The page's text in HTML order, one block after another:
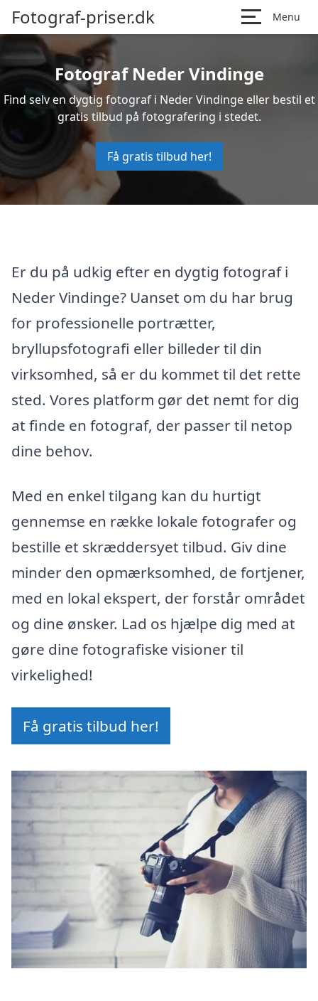
Fotograf-priser.dk Menu
Fotograf Neder Vindinge
Find selv en dygtig fotograf i Neder Vindinge eller bestil et
gratis tilbud på fotografering i stedet.
Få gratis tilbud her!
Er du på udkig efter en dygtig fotograf i
Neder Vindinge? Uanset om du har brug
for professionelle portrætter,
bryllupsfotografi eller billeder til din
virksomhed, så er du kommet til det rette
sted. Vores platform gør det nemt for dig
at finde en fotograf, der passer til netop
dine behov.
Med en enkel tilgang kan du hurtigt
gennemse en række lokale fotografer og
bestille et skræddersyet tilbud. Giv dine
minder den opmærksomhed, de fortjener,
med en lokal ekspert, der forstår området
og dine ønsker. Lad os hjælpe dig med at
gøre dine fotografiske visioner til
virkelighed!
Få gratis tilbud her!